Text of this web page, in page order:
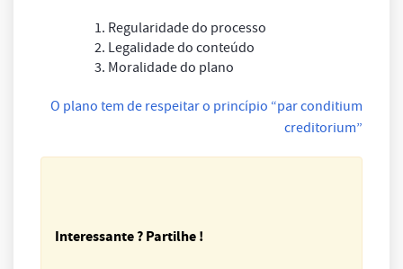
1. Regularidade do processo
2. Legalidade do conteúdo
3. Moralidade do plano
O plano tem de respeitar o princípio “par conditium
creditorium”
Interessante ? Partilhe !